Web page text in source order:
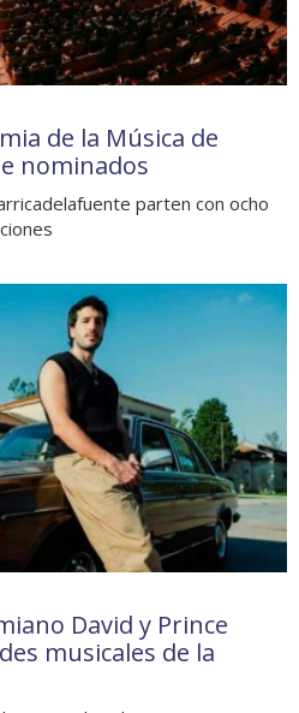
de la Música de
nominados
parten con ocho
David y Prince
musicales de la